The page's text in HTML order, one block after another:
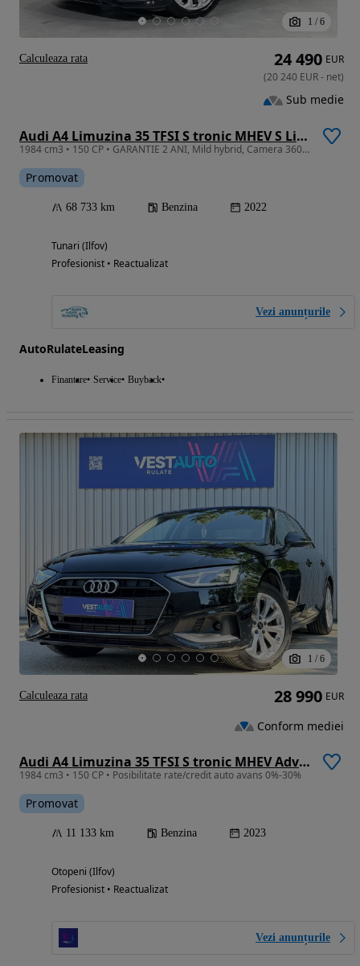
1 / 6
Audi A4 Limuzina 35 TFSI S tronic MHEV S Line
1984 cm3 • 150 CP • GARANTIE 2 ANI, Mild hybrid, Camera 360, Scaune incalzite, LED
Promovat
68 733 km Benzina 2022
Tunari (Ilfov)
Profesionist • Reactualizat
Vezi anunțurile
AutoRulateLeasing
Finantare Service Buyback
24 490 EUR
(20 240 EUR- net)
Sub medie
Calculeaza rata
1 / 6
Audi A4 Limuzina 35 TFSI S tronic MHEV Advanced
1984 cm3 • 150 CP • Posibilitate rate/credit auto avans 0%-30%
Promovat
11 133 km Benzina 2023
Otopeni (Ilfov)
Profesionist • Reactualizat
Vezi anunțurile
28 990 EUR
Conform mediei
Calculeaza rata